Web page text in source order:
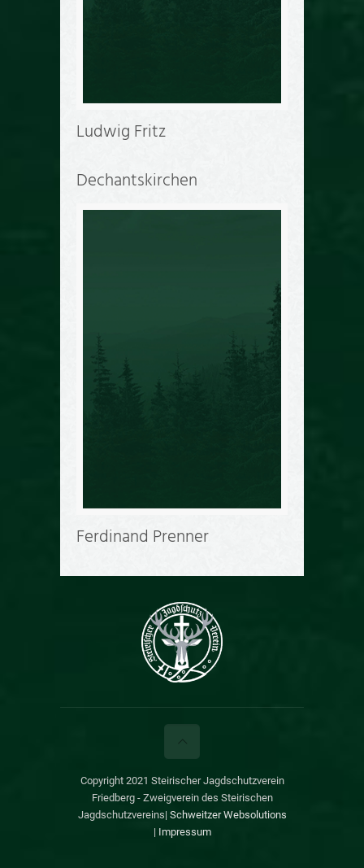
Ludwig Fritz
Dechantskirchen
Ferdinand Prenner
Copyright 2021 Steirischer Jagdschutzverein
Friedberg - Zweigverein des Steirischen
Jagdschutzvereins| Schweitzer Websolutions
| Impressum